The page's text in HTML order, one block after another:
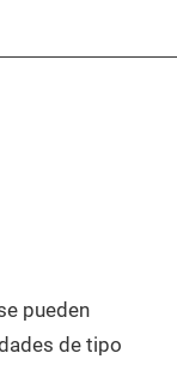
pueden
de tipo